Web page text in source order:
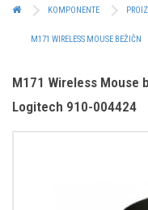
KOMPONENTE
M171 WIRELESS MOUSE BEŽIČN
M171 Wireless Mouse
Logitech 910-004424